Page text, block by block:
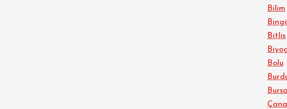
Bilim
Bitlis
Bolu
Bursa